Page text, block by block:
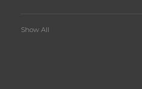
Show All